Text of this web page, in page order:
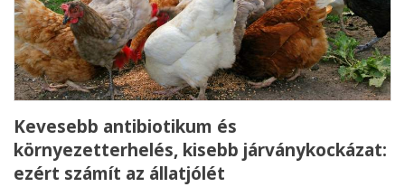
Kevesebb antibiotikum és
környezetterhelés, kisebb járványkockázat:
ezért számít az állatjólét